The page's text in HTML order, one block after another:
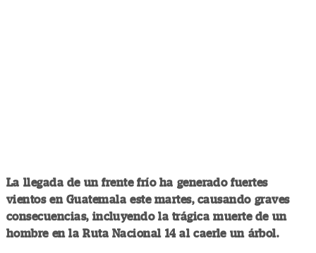
La llegada de un frente frío ha generado fuertes
vientos en Guatemala este martes, causando graves
consecuencias, incluyendo la trágica muerte de un
hombre en la Ruta Nacional 14 al caerle un árbol.